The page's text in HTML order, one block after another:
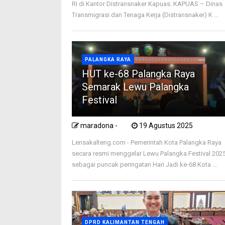
RI di Kantor Distransnaker Kapuas. KAPUAS – Dinas
Transmigrasi dan Tenaga Kerja (Distransnaker) K ...
PALANGKA RAYA
HUT ke-68 Palangka Raya
Semarak Lewu Palangka
Festival
maradona - 19 Agustus 2025
Lensakalteng.com - Pemerintah Kota Palangka Raya
secara resmi menggelar Lewu Palangka Festival
sebagai puncak peringatan Hari Jadi ke-68 Kota ...
DPRD KALIMANTAN TENGAH